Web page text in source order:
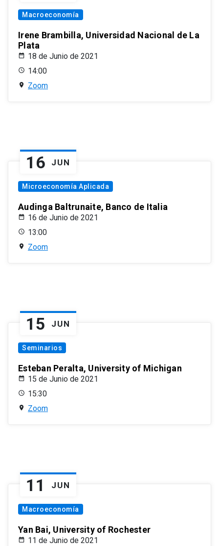
Macroeconomía
Irene Brambilla, Universidad Nacional de La
Plata
18 de Junio de 2021
14:00
Zoom
16 JUN
Microeconomía Aplicada
Audinga Baltrunaite, Banco de Italia
16 de Junio de 2021
13:00
Zoom
15 JUN
Seminarios
Esteban Peralta, University of Michigan
15 de Junio de 2021
15:30
Zoom
11 JUN
Macroeconomía
Yan Bai, University of Rochester
11 de Junio de 2021